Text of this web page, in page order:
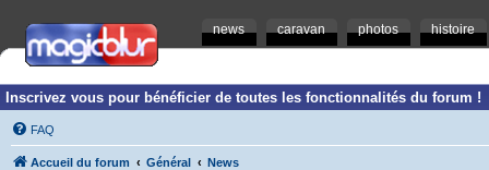
news caravan photos histoire
Inscrivez vous pour bénéficier de toutes les fonctionnalités du forum !
FAQ
Accueil du forum Général News